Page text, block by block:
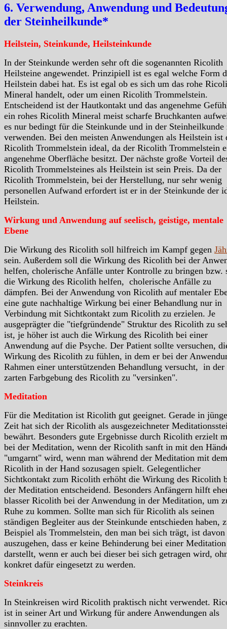
6. Verwendung, Anwendung und
der Steinheilkunde*
Heilstein, Steinkunde, Heilsteinkunde
In der Steinkunde werden sehr oft die sogenannten Ricolith
Heilsteine angewendet. Prinzipiell ist es egal welche Form
Heilstein dabei hat. Es ist egal ob es sich um das rohe
Mineral handelt, oder um einen Ricolith Trommelstein.
Entscheidend ist der Hautkontakt und das angenehme
ein rohes Ricolith Mineral meist scharfe Bruchkanten
es nur bedingt für die Steinkunde und in der Steinheilkunde
verwenden. Bei den meisten Anwendungen als Heilstein ist
Ricolith Trommelstein ideal, da der Ricolith Trommelstein
angenehme Oberfläche besitzt. Der nächste große Vorteil
Ricolith Trommelsteines als Heilstein ist sein Preis. Da der
Ricolith Trommelstein, bei der Herstellung, nur sehr wenig
personellen Aufwand erfordert ist er in der Steinkunde der
Heilstein.
Wirkung und Anwendung auf seelisch, geistige, mentale
Ebene
Die Wirkung des Ricolith soll hilfreich im Kampf gegen
sein. Außerdem soll die Wirkung des Ricolith bei der
helfen, cholerische Anfälle unter Kontrolle zu bringen bzw.
die Wirkung des Ricolith helfen, cholerische Anfälle zu
dämpfen. Bei der Anwendung von Ricolith auf mentaler
eine gute nachhaltige Wirkung bei einer Behandlung nur in
Verbindung mit Sichtkontakt zum Ricolith zu erzielen. Je
ausgeprägter die "tiefgründende" Struktur des Ricolith zu
ist, je höher ist auch die Wirkung des Ricolith bei einer
Anwendung auf die Psyche. Der Patient sollte versuchen,
Wirkung des Ricolith zu fühlen, in dem er bei der
Rahmen einer unterstützenden Behandlung versucht, in der
zarten Farbgebung des Ricolith zu "versinken".
Meditation
Für die Meditation ist Ricolith gut geeignet. Gerade in
Zeit hat sich der Ricolith als ausgezeichneter
bewährt. Besonders gute Ergebnisse durch Ricolith erzielt
bei der Meditation, wenn der Ricolith sanft in mit den
"umgarnt" wird, wenn man während der Meditation mit dem
Ricolith in der Hand sozusagen spielt. Gelegentlicher
Sichtkontakt zum Ricolith erhöht die Wirkung des Ricolith
der Meditation entscheidend. Besonders Anfängern hilft
blasser Ricolith bei der Anwendung in der Meditation, um
Ruhe zu kommen. Sollte man sich für Ricolith als seinen
ständigen Begleiter aus der Steinkunde entschieden haben,
Beispiel als Trommelstein, den man bei sich trägt, ist davon
auszugehen, dass er keine Behinderung bei einer Meditation
darstellt, wenn er auch bei dieser bei sich getragen wird,
konkret dafür eingesetzt zu werden.
Steinkreis
In Steinkreisen wird Ricolith praktisch nicht verwendet.
ist in seiner Art und Wirkung für andere Anwendungen als
sinnvoller zu erachten.